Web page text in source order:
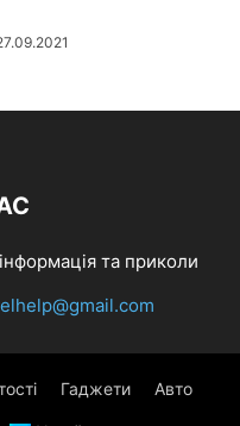
та приколи
Гаджети Авто